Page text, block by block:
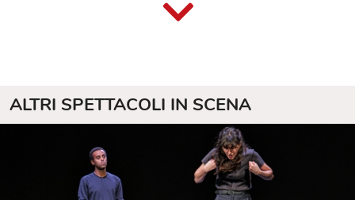
ALTRI SPETTACOLI IN SCENA